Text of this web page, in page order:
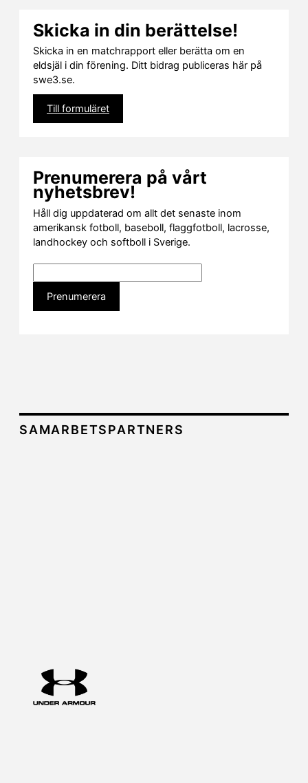
Skicka in din berättelse!
Skicka in en matchrapport eller berätta om en
eldsjäl i din förening. Ditt bidrag publiceras här på
swe3.se.
Till formuläret
Prenumerera på vårt
nyhetsbrev!
Håll dig uppdaterad om allt det senaste inom
amerikansk fotboll, baseboll, flaggfotboll, lacrosse,
landhockey och softboll i Sverige.
SAMARBETSPARTNERS